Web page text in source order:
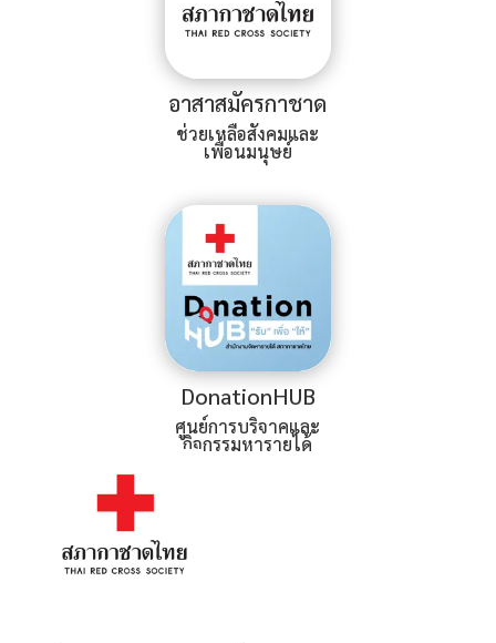
อาสาสมัครกาชาด
ช่วยเหลือสังคมและ
เพื่อนมนุษย์
DonationHUB
ศูนย์การบริจาคและ
กิจกรรมหารายได้